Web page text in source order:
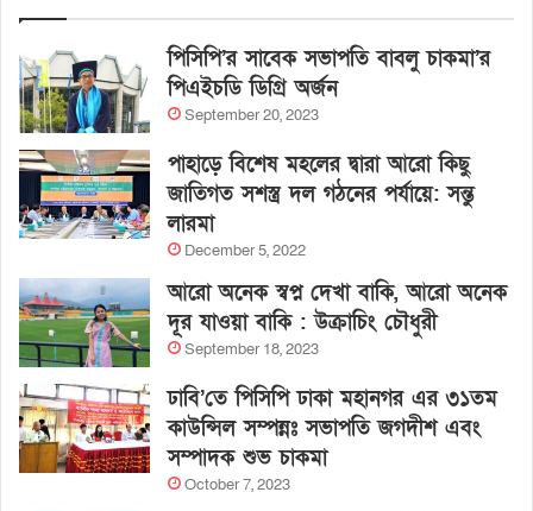
পিসিপি’র সাবেক সভাপতি বাবলু চাকমা’র
পিএইচডি ডিগ্রি অর্জন
September 20, 2023
পাহাড়ে বিশেষ মহলের দ্বারা আরো কিছু
জাতিগত সশস্ত্র দল গঠনের পর্যায়ে: সন্তু
লারমা
December 5, 2022
আরো অনেক স্বপ্ন দেখা বাকি, আরো অনেক
দূর যাওয়া বাকি : উক্রাচিং চৌধুরী
September 18, 2023
ঢাবি’তে পিসিপি ঢাকা মহানগর এর ৩১তম
কাউন্সিল সম্পন্নঃ সভাপতি জগদীশ এবং
সম্পাদক শুভ চাকমা
October 7, 2023